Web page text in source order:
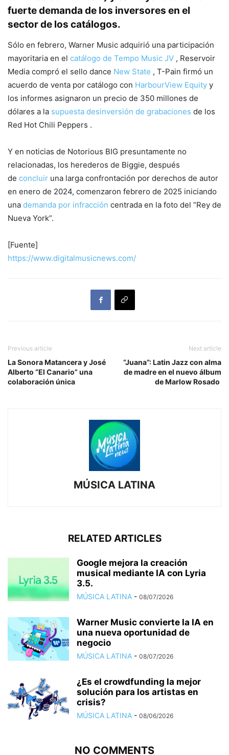
fuerte demanda de los inversores en el
sector de los catálogos.
Sólo en febrero, Warner Music adquirió una participación
mayoritaria en el catálogo de Tempo Music JV , Reservoir
Media compró el sello dance New State , T-Pain firmó un
acuerdo de venta por catálogo con HarbourView Equity y
los informes asignaron un precio de 350 millones de
dólares a la supuesta desinversión de grabaciones de los
Red Hot Chili Peppers .
Y en noticias de Notorious BIG presuntamente no
relacionadas, los herederos de Biggie, después
de concluir una larga confrontación por derechos de autor
en enero de 2024, comenzaron febrero de 2025 iniciando
una demanda por infracción centrada en la foto del “Rey de
Nueva York”.
[Fuente]
https://www.digitalmusicnews.com/
Previous article
La Sonora Matancera y José
Alberto “El Canario” una
colaboración única
Next article
“Juana”: Latin Jazz con alma
de madre en el nuevo álbum
de Marlow Rosado
MÚSICA LATINA
RELATED ARTICLES
Google mejora la creación
musical mediante IA con Lyria
3.5.
MÚSICA LATINA - 08/07/2026
Warner Music convierte la IA en
una nueva oportunidad de
negocio
MÚSICA LATINA - 08/07/2026
¿Es el crowdfunding la mejor
solución para los artistas en
crisis?
MÚSICA LATINA - 08/06/2026
NO COMMENTS